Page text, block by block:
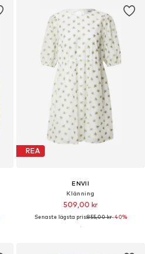
REA
ENVII
Klänning
509,00 kr
Senaste lägsta pris:855,00 kr-40%